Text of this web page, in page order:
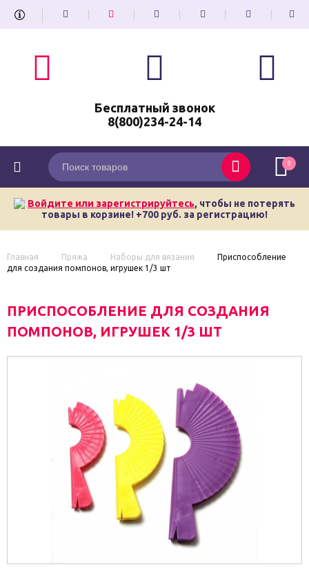
Бесплатный звонок
8(800)234-24-14
0
Войдите или зарегистрируйтесь, чтобы не потерять
товары в корзине! +700 руб. за регистрацию!
Главная Пряжа Наборы для вязания
Приспособление
для создания помпонов, игрушек 1/3 шт
ПРИСПОСОБЛЕНИЕ ДЛЯ СОЗДАНИЯ
ПОМПОНОВ, ИГРУШЕК 1/3 ШТ